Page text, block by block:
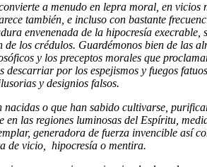
a menudo en lepra moral, en vicios
también, e incluso con bastante
envenenada de la hipocresía execrable,
los crédulos. Guardémonos bien de las
y los preceptos morales que
descarriar por los espejismos y fuegos
y designios falsos.
o que han sabido cultivarse,
en las regiones luminosas del Espíritu,
generadora de fuerza invencible así
de vicio, hipocresía o mentira.